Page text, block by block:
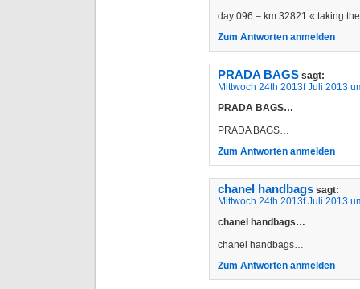
day 096 – km 32821 « taking
Zum Antworten anmelden
PRADA BAGS sagt:
Mittwoch 24th 2013f Juli 2013
PRADA BAGS…
PRADA BAGS…
Zum Antworten anmelden
chanel handbags sagt:
Mittwoch 24th 2013f Juli 2013
chanel handbags…
chanel handbags…
Zum Antworten anmelden